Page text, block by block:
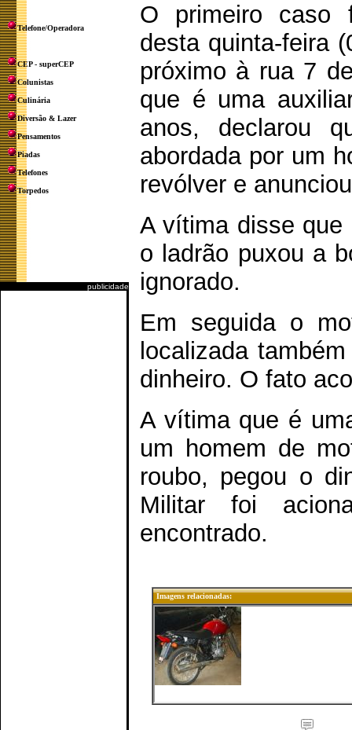
Telefone/Operadora
CEP - superCEP
Colunistas
Culinária
Diversão & Lazer
Pensamentos
Piadas
Telefones
Torpedos
publicidade
O primeiro caso
desta quinta-feira
próximo à rua 7
que é uma
anos, declarou
abordada por um
revólver e
A vítima disse que
o ladrão puxou a
ignorado.
Em seguida o
localizada
dinheiro. O fato
A vítima que é
um homem de
roubo, pegou o
Militar foi
encontrado.
Imagens relacionadas: